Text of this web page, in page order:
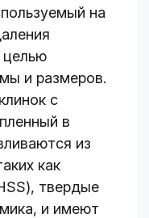
на
целью
и размеров.
с
в
из
как
твердые
и имеют